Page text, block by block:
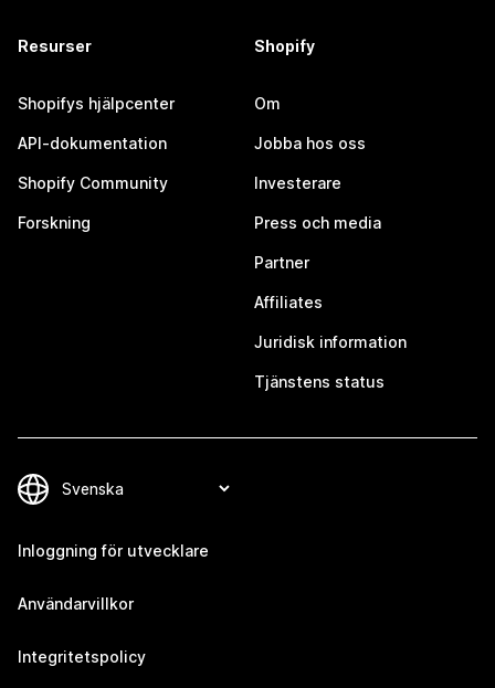
Resurser
Shopifys hjälpcenter
API-dokumentation
Shopify Community
Forskning
Shopify
Om
Jobba hos oss
Investerare
Press och media
Partner
Affiliates
Juridisk information
Tjänstens status
Inloggning för utvecklare
Användarvillkor
Integritetspolicy